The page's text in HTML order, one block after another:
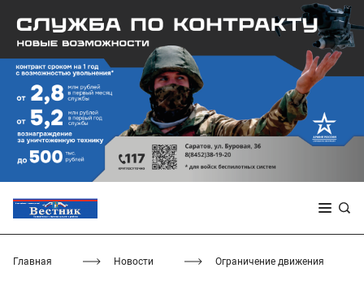
Главная Новости Ограничение движения